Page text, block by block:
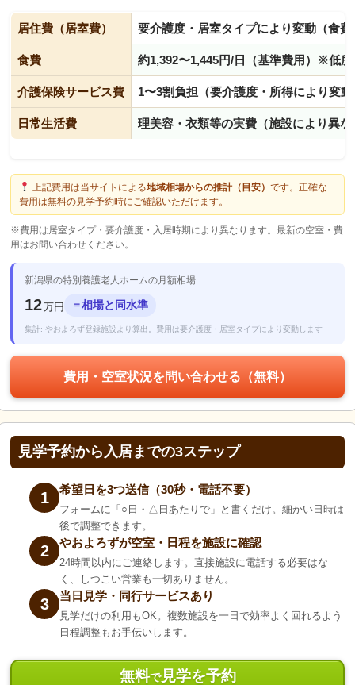
居住費（居室費） 要介護度・居室タイプにより変動（食
食費 約1,392〜1,445円/日（基準費用）※低
介護保険サービス費 1〜3割負担（要介護度・所得により変動
日常生活費 理美容・衣類等の実費（施設により異な
上記費用は当サイトによる地域相場からの推計（目安） です。正確な
費用は無料の見学予約時にご確認いただけます。
※費用は居室タイプ・要介護度・入居時期により異なります。最新の空室・費
用はお問い合わせください。
新潟県の特別養護老人ホームの月額相場
12万円 ＝相場と同水準
集計: やおよろず登録施設より算出。費用は要介護度・居室タイプにより変動します
費用・空室状況を問い合わせる（無料）
見学予約から入居までの3ステップ
1 希望日を3つ送信（30秒・電話不要）
フォームに「○日・△日あたりで」と書くだけ。細かい日時は
後で調整できます。
2 やおよろずが空室・日程を施設に確認
24時間以内にご連絡します。直接施設に電話する必要はな
く、しつこい営業も一切ありません。
3 当日見学・同行サービスあり
見学だけの利用もOK。複数施設を一日で効率よく回れるよう
日程調整もお手伝いします。
無料で見学を予約